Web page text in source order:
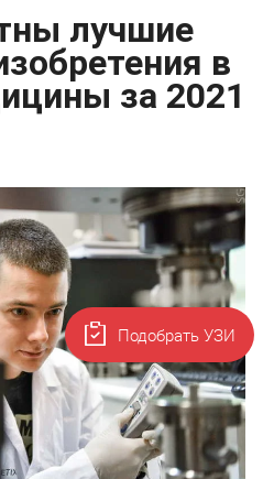
лучшие
в
за 2021
Подобрать УЗИ